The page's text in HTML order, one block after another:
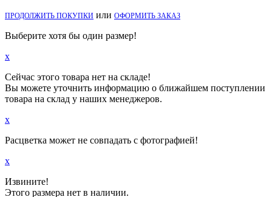
ПРОДОЛЖИТЬ ПОКУПКИ или ОФОРМИТЬ ЗАКАЗ
Выберите хотя бы один размер!
x
Сейчас этого товара нет на складе!
Вы можете уточнить информацию о ближайшем поступлении
товара на склад у наших менеджеров.
x
Расцветка может не совпадать с фотографией!
x
Извините!
Этого размера нет в наличии.